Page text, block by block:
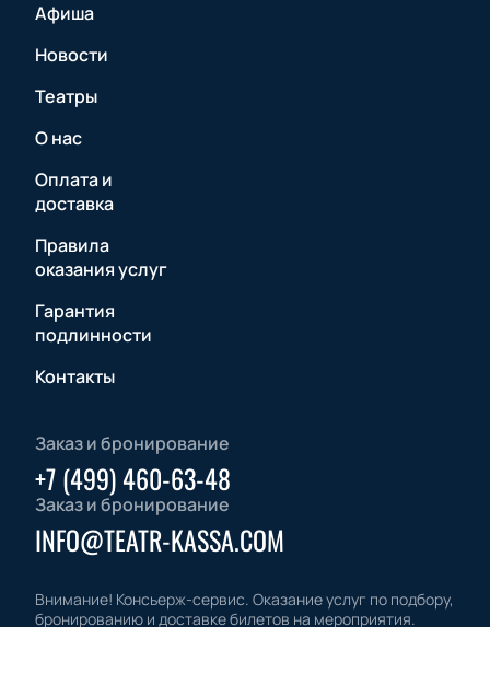
Афиша
Новости
Театры
О нас
Оплата и
доставка
Правила
оказания услуг
Гарантия
подлинности
Контакты
Заказ и бронирование
+7 (499) 460-63-48
Заказ и бронирование
INFO@TEATR-KASSA.COM
Внимание! Консьерж-сервис. Оказание услуг по подбору,
бронированию и доставке билетов на мероприятия.